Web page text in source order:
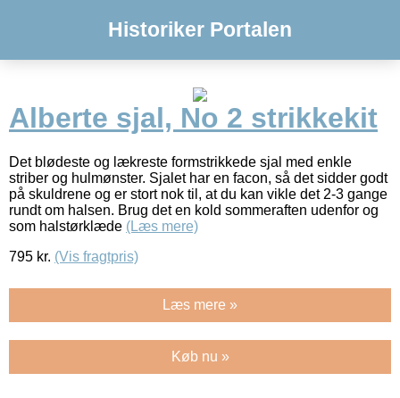
Historiker Portalen
Alberte sjal, No 2 strikkekit
Det blødeste og lækreste formstrikkede sjal med enkle
striber og hulmønster. Sjalet har en facon, så det sidder godt
på skuldrene og er stort nok til, at du kan vikle det 2-3 gange
rundt om halsen. Brug det en kold sommeraften udenfor og
som halstørklæde (Læs mere)
795 kr. (Vis fragtpris)
Læs mere »
Køb nu »